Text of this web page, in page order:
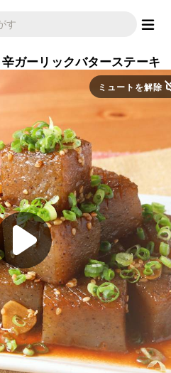
ガーリックバターステーキ
ミュートを解除